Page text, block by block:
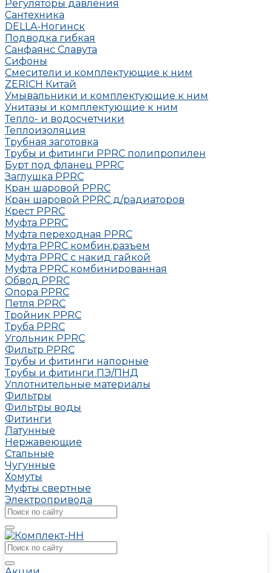
Регуляторы давления
Сантехника
DELLA-Ногинск
Подводка гибкая
Санфаянс Славута
Сифоны
Смесители и комплектующие к ним
ZERICH Китай
Умывальники и комплектующие к ним
Унитазы и комплектующие к ним
Тепло- и водосчетчики
Теплоизоляция
Трубная заготовка
Трубы и фитинги PPRC полипропилен
Бурт под фланец РРRC
Заглушка РРRC
Кран шаровой PPRC
Кран шаровой PPRC д/радиаторов
Крест PPRC
Муфта PPRC
Муфта переходная PPRC
Муфта РРRC комбин.разъем
Муфта PPRC с накид гайкой
Муфта РРRC комбинированная
Обвод РРRC
Опора РРRC
Петля РРRC
Тройник РРRC
Труба РРRC
Угольник РРRC
Фильтр PPRC
Трубы и фитинги напорные
Трубы и фитинги ПЭ/ПНД
Уплотнительные материалы
Фильтры
Фильтры воды
Фитинги
Латунные
Нержавеющие
Стальные
Чугунные
Хомуты
Муфты свертные
Электропривода